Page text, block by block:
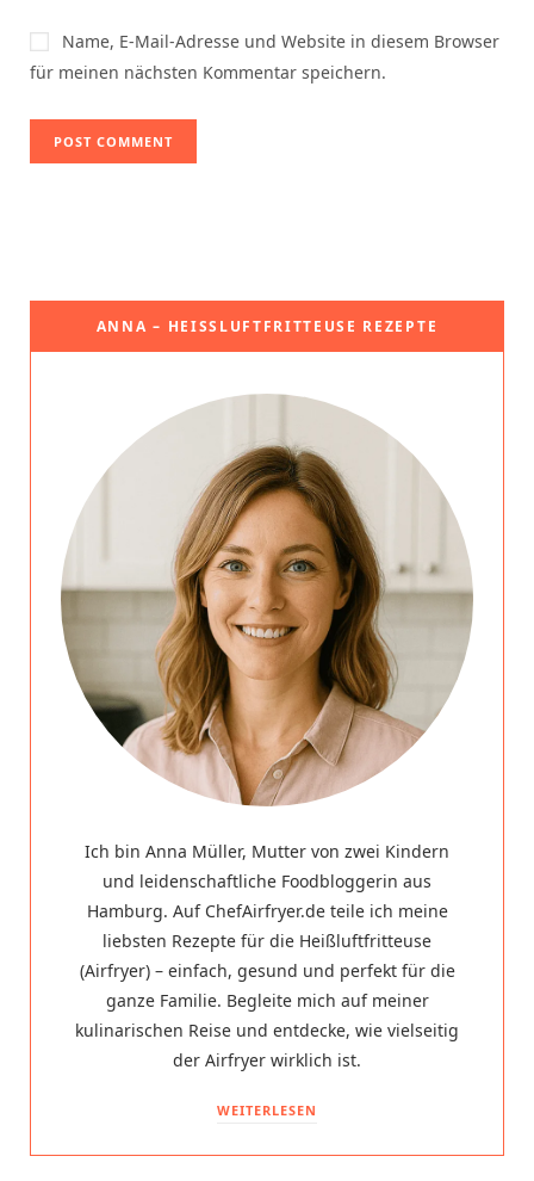
Name, E-Mail-Adresse und Website in diesem Browser
für meinen nächsten Kommentar speichern.
ANNA – HEISSLUFTFRITTEUSE REZEPTE
Ich bin Anna Müller, Mutter von zwei Kindern
und leidenschaftliche Foodbloggerin aus
Hamburg. Auf ChefAirfryer.de teile ich meine
liebsten Rezepte für die Heißluftfritteuse
(Airfryer) – einfach, gesund und perfekt für die
ganze Familie. Begleite mich auf meiner
kulinarischen Reise und entdecke, wie vielseitig
der Airfryer wirklich ist.
WEITERLESEN